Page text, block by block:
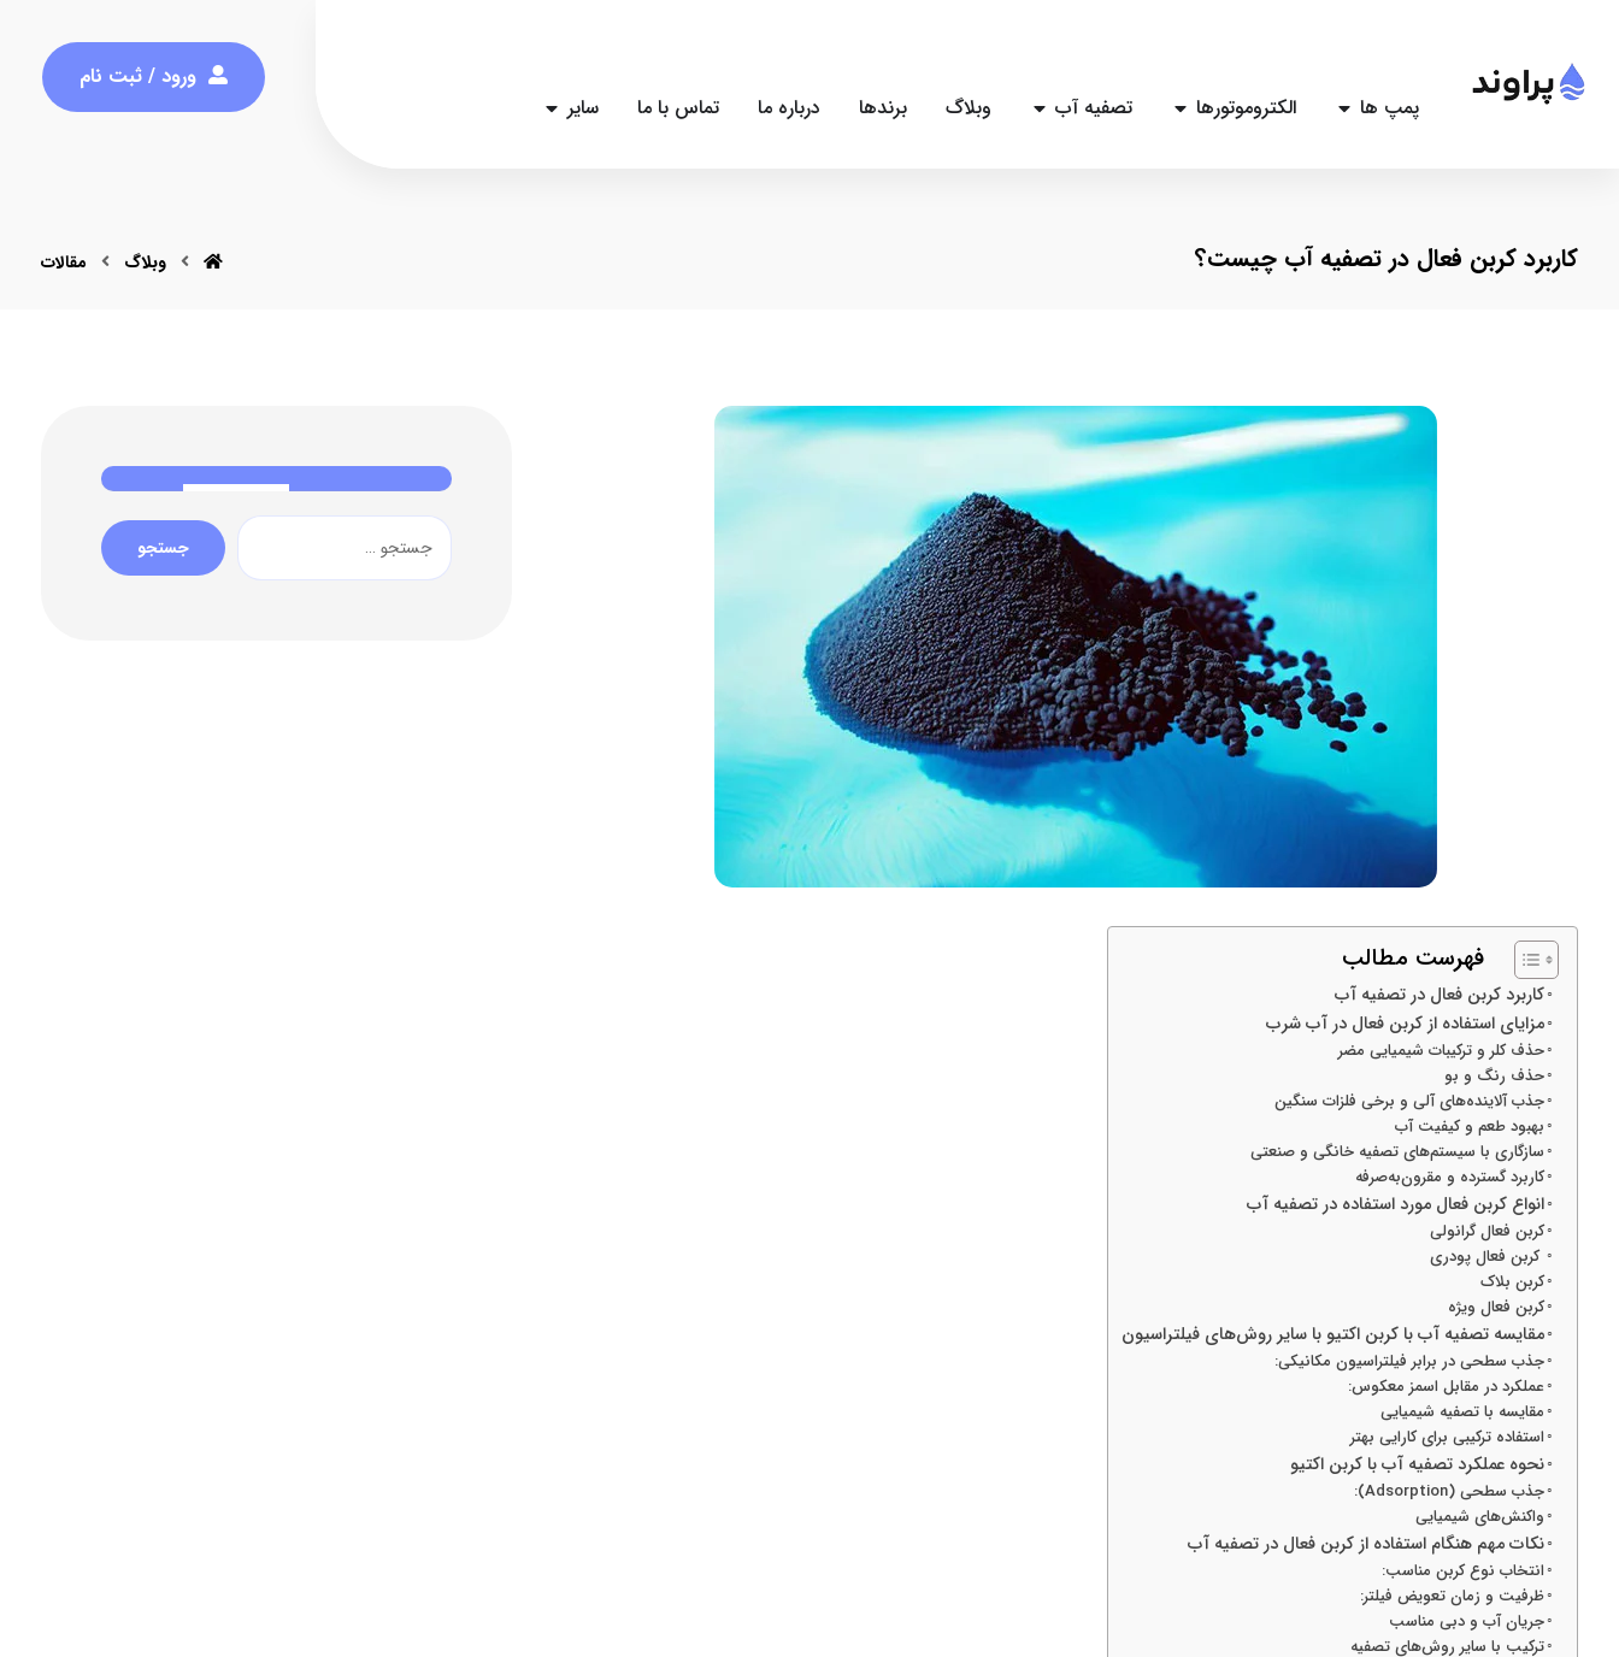
پمپ ها الکتروموتورها تصفیه آب وبلاگ برندها درباره ما تماس با ما سایر
ورود / ثبت نام
کاربرد کربن فعال در تصفیه آب چیست؟ وبلاگ مقالات
فهرست مطالب
کاربرد کربن فعال در تصفیه آب
مزایای استفاده از کربن فعال در آب شرب
حذف کلر و ترکیبات شیمیایی مضر
حذف رنگ و بو
جذب آلاینده‌های آلی و برخی فلزات سنگین
بهبود طعم و کیفیت آب
سازگاری با سیستم‌های تصفیه خانگی و صنعتی
کاربرد گسترده و مقرون‌به‌صرفه
انواع کربن فعال مورد استفاده در تصفیه آب
کربن فعال گرانولی
کربن فعال پودری
کربن بلاک
کربن فعال ویژه
مقایسه تصفیه آب با کربن اکتیو با سایر روش‌های فیلتراسیون
جذب سطحی در برابر فیلتراسیون مکانیکی:
عملکرد در مقابل اسمز معکوس:
مقایسه با تصفیه شیمیایی
استفاده ترکیبی برای کارایی بهتر
نحوه عملکرد تصفیه آب با کربن اکتیو
جذب سطحی (Adsorption):
واکنش‌های شیمیایی
نکات مهم هنگام استفاده از کربن فعال در تصفیه آب
انتخاب نوع کربن مناسب:
ظرفیت و زمان تعویض فیلتر:
جریان آب و دبی مناسب
ترکیب با سایر روش‌های تصفیه